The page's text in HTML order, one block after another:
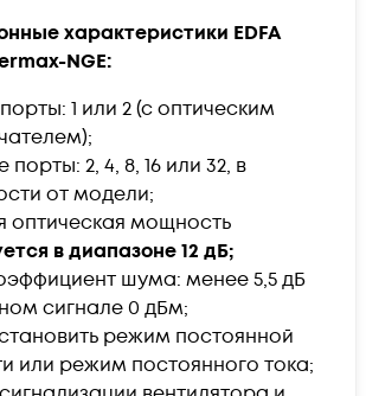
характеристики EDFA
NGE:
1 или 2 (с оптическим
2, 4, 8, 16 или 32, в
от модели;
оптическая мощность
в диапазоне 12 дБ;
шума: менее 5,5 дБ
сигнале 0 дБм;
режим постоянной
или режим постоянного тока;